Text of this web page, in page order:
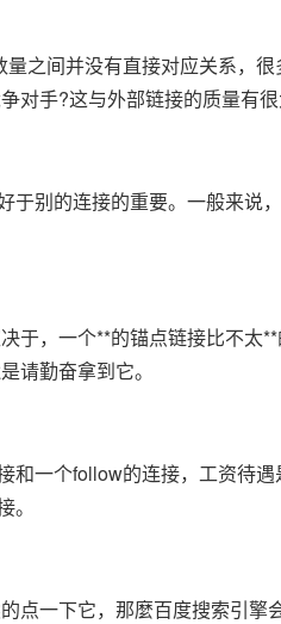
之间并没有直接对应关系，
手?这与外部链接的质量有
别的连接的重要。一般来说
，一个**的锚点链接比不太
请勤奋拿到它。
一个follow的连接，工资待
一下它，那麼百度搜索引擎